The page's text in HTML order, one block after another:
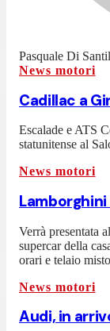
Pasquale Di
News motori
Cadillac a
Escalade e ATS
statunitense al
News motori
Verrà presentata
supercar della
orari e telaio
News motori
Audi, in